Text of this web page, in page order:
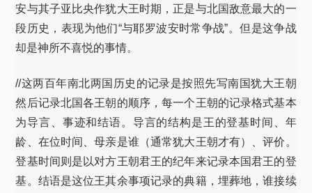
安与其子亚比央作犹大王时期，正是与北国敌意最大的一
段历史，表现为他们“与耶罗波安时常争战”。但是这争战
却是神所不喜悦的事情。
//这两百年南北两国历史的记录是按照先写南国犹大王朝
然后记录北国各王朝的顺序，每一个王朝的记录格式基本
为导言、事迹和结语。导言的结构是王的登基时间、年
龄、在位时间、母亲是谁（通常犹大王朝才有）、评价。
登基时间则是以对方王朝君王的纪年来记录本国君王的登
基。结语是这位王其余事项记录的典籍，埋葬地，谁接续